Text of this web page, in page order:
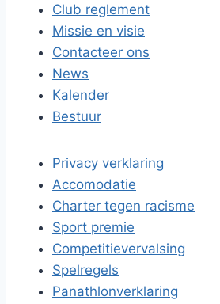
Club reglement
Missie en visie
Contacteer ons
News
Kalender
Bestuur
Privacy verklaring
Accomodatie
Charter tegen racisme
Sport premie
Competitievervalsing
Spelregels
Panathlonverklaring